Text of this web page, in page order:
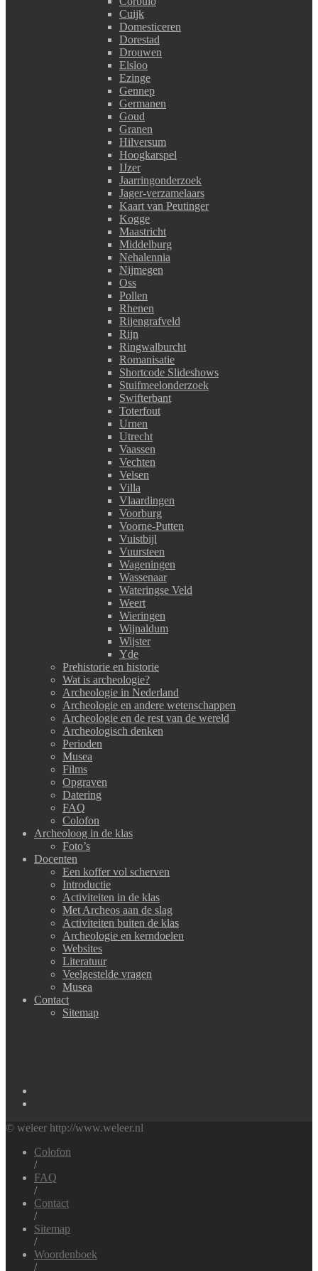
Cuijk
Domesticeren
Dorestad
Drouwen
Elsloo
Ezinge
Gennep
Germanen
Goud
Granen
Hilversum
Hoogkarspel
IJzer
Jaarringonderzoek
Jager-verzamelaars
Kaart van Peutinger
Kogge
Maastricht
Middelburg
Nehalennia
Nijmegen
Oss
Pollen
Rhenen
Rijengrafveld
Rijn
Ringwalburcht
Romanisatie
Shortcode Slideshows
Stuifmeelonderzoek
Swifterbant
Toterfout
Urnen
Utrecht
Vaassen
Vechten
Velsen
Villa
Vlaardingen
Voorburg
Voorne-Putten
Vuistbijl
Vuursteen
Wageningen
Wassenaar
Wateringse Veld
Weert
Wieringen
Wijnaldum
Wijster
Yde
Prehistorie en historie
Wat is archeologie?
Archeologie in Nederland
Archeologie en andere wetenschappen
Archeologie en de rest van de wereld
Archeologisch denken
Perioden
Musea
Films
Opgraven
Datering
FAQ
Colofon
Archeoloog in de klas
Foto’s
Docenten
Een koffer vol scherven
Introductie
Activiteiten in de klas
Met Archeos aan de slag
Activiteiten buiten de klas
Archeologie en kerndoelen
Websites
Literatuur
Veelgestelde vragen
Musea
Contact
Sitemap
© weleer http://www.weleer.nl
Colofon
/
FAQ
/
Contact
/
Sitemap
/
Woordenboek
/